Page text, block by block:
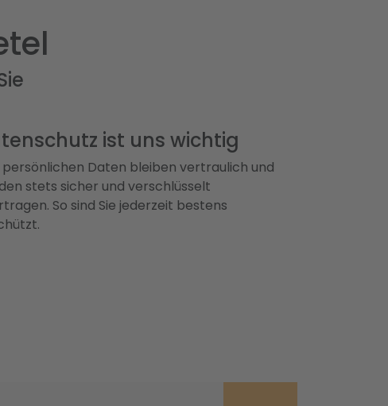
ist uns wichtig
persönlichen Daten bleiben vertraulich und
stets sicher und verschlüsselt
So sind Sie jederzeit bestens